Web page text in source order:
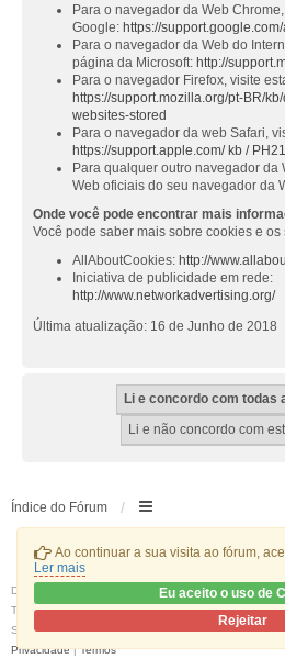
Ao continuar a sua visita ao fórum,
Ler mais
Eu aceito o uso de
Rejeitar
Para o navegador da Web
Google: https://
Para o navegador da Web do
página da Microsoft: http://
Para o navegador Firefox, visite
https://support.mozilla.org/pt-BR/
websites-stored
Para o navegador da web Safari,
https://support.apple.com/ kb /
Para qualquer outro navegador da
Web oficiais do seu navegador da
Onde você pode encontrar mais
Você pode saber mais sobre cookies e
AllAboutCookies: http://
Iniciativa de publicidade em rede:
http://www.networkadvertising.org/
Última atualização: 16 de Junho de 2018
Índice do Fórum
Desenvolvido por
® Forum Software © phpBB
Traduzido por:phpBB Portugal
Stylewe_universalcreated by INVENTEA & v12mike
Privacidade|Termos